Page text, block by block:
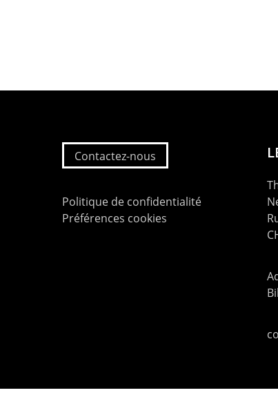
Contactez-nous
Politique de confidentialité
Préférences cookies